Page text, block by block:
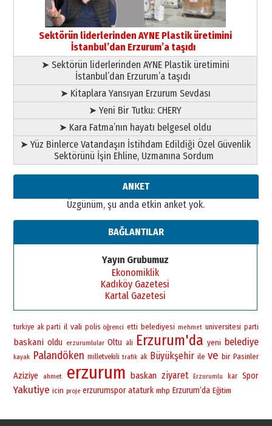
Esat BİNDESEN
Başkan Sekmen’den Erzurum’a
bir vizyon proje daha!
02 Ağustos 2026 Pazar
Sektörün liderlerinden AYNE Plastik üretimini
İstanbul’dan Erzurum’a taşıdı
➤ Sektörün liderlerinden AYNE Plastik üretimini
İstanbul’dan Erzurum’a taşıdı
➤ Kitaplara Yansıyan Erzurum Sevdası
➤ Yeni Bir Tutku: CHERY
➤ Kara Fatma’nın hayatı belgesel oldu
➤ Yüz Binlerce Vatandaşın İstihdam Edildiği Özel Güvenlik
Sektörünü İşin Ehline, Uzmanına Sordum
ANKET
Üzgünüm, şu anda etkin anket yok.
BAĞLANTILAR
Yayın Grubumuz
Ekonomiklik
Kadıköy Gazetesi
Kartal Gazetesi
turkiye ak parti il vali polis öğrenci etti belediyesi mehmet universitesi parti
baskani oldu erzurumlular Oltu ali Erzurum'da yeni belediye
kayak Palandöken milletvekili trafik ak Büyükşehir ile ve bir Pasinler
Aziziye ahmet erzurum baskan ziyaret Erzurumlu kar Spor
Yakutiye icin proje erzurumspor ataturk mhp Erzurum’da Eğitim